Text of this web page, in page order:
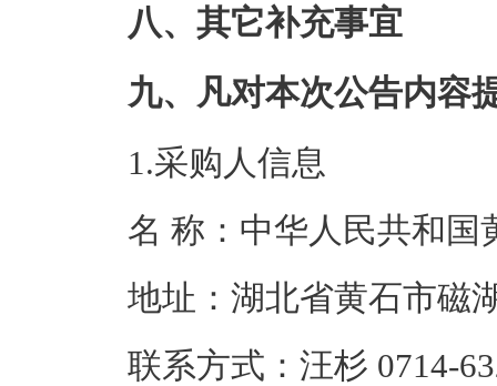
八、其它补充事宜
九、凡对本次公告内容
1.采购人信息
名 称：中华人民
地址：湖北省
联系方式：汪杉